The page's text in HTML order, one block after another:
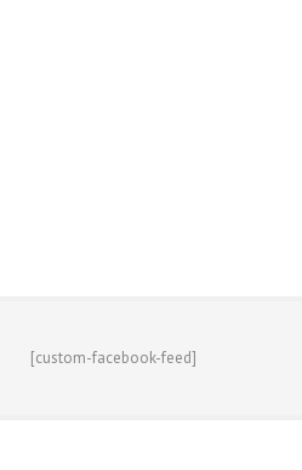
[custom-facebook-feed]